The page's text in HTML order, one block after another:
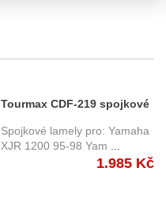
Tourmax CDF-219 spojkové
lamely Yamaha XJR
1200/1300 (95-03)
Spojkové lamely pro: Yamaha
XJR 1200 95-98 Yam
1.985 Kč